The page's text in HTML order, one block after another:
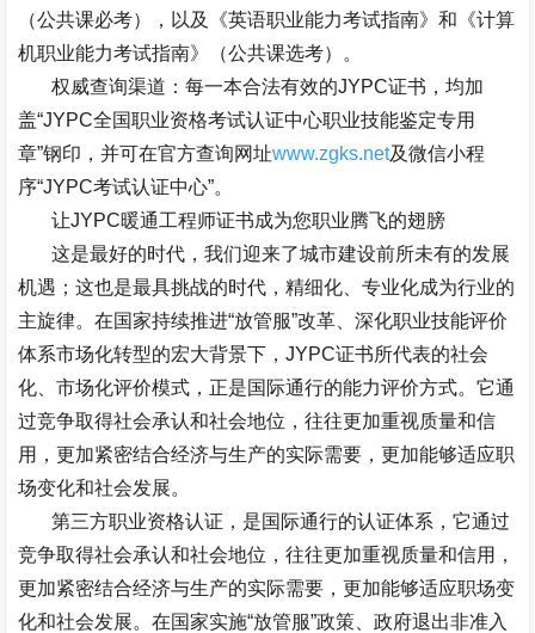
（公共课必考），以及《英语职业能力考试指南》和《计算
机职业能力考试指南》（公共课选考）。
权威查询渠道：每一本合法有效的JYPC证书，均加
盖“JYPC全国职业资格考试认证中心职业技能鉴定专用
章”钢印，并可在官方查询网址www.zgks.net及微信小程
序“JYPC考试认证中心”。
让JYPC暖通工程师证书成为您职业腾飞的翅膀
这是最好的时代，我们迎来了城市建设前所未有的发展
机遇；这也是最具挑战的时代，精细化、专业化成为行业的
主旋律。在国家持续推进“放管服”改革、深化职业技能评价
体系市场化转型的宏大背景下，JYPC证书所代表的社会
化、市场化评价模式，正是国际通行的能力评价方式。它通
过竞争取得社会承认和社会地位，往往更加重视质量和信
用，更加紧密结合经济与生产的实际需要，更加能够适应职
场变化和社会发展。
第三方职业资格认证，是国际通行的认证体系，它通过
竞争取得社会承认和社会地位，往往更加重视质量和信用，
更加紧密结合经济与生产的实际需要，更加能够适应职场变
化和社会发展。在国家实施“放管服”政策、政府退出非准入